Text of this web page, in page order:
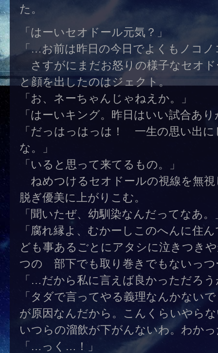
た。
「はーいセオドール元気？」
「…お前は昨日の今日でよくもノコ
さすがにまだお怒りの様子なセオ
と顔を出したのはジェクト。
「お、ネーちゃんじゃねえか。」
「はーいキング。昨日はいい試合あ
「だっはっはっは！ 一生の思い出
な。」
「いると思って来てるもの。」
ねめつけるセオドールの視線を無
脱ぎ優美に上がりこむ。
「聞いたぜ、幼馴染なんだってなあ。
「腐れ縁よ、むかーしこのへんに住
ども事あるごとにアタシに泣きつき
つの 部下でも取り巻きでもないっつ
「…だから私に言えば良かっただろ
「タダで言ってやる義理なんかない
が原因なんだから。こんくらいやら
いつらの溜飲が下がんないわ。わか
「…っく…！」